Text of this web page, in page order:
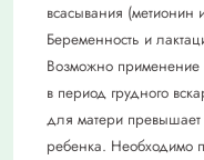
всасывания (метионин
Беременность и
Возможно применение
в период грудного
для матери
ребенка. Необходимо